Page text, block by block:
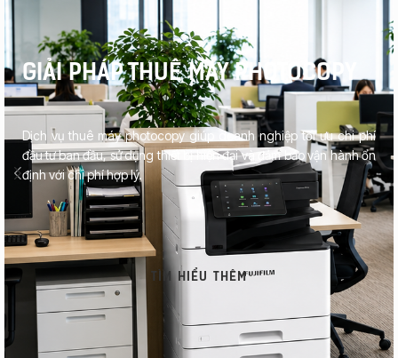
GIẢI PHÁP THUÊ MÁY PHOTOCOPY
Dịch vụ thuê máy photocopy giúp doanh nghiệp tối ưu chi phí
đầu tư ban đầu, sử dụng thiết bị hiện đại và đảm bảo vận hành ổn
định với chi phí hợp lý.
TÌM HIỂU THÊM